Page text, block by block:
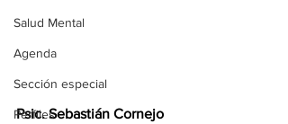
Salud Mental
Agenda
Sección especial
Perfiles
Psic. Sebastián Cornejo